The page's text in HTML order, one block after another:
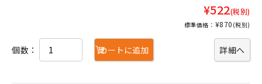
¥522(税別)
標準価格： ¥870 (税別)
詳細へ
個数： カートに追加